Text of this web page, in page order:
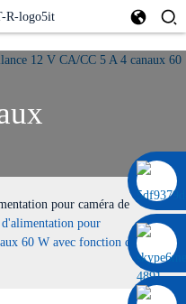
0086 13322920697
pour caméra de
pour
60 W avec fonction de